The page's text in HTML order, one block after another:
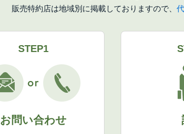
販売特約店は地域別に掲載しておりますので、
STEP1
お問い合わせ